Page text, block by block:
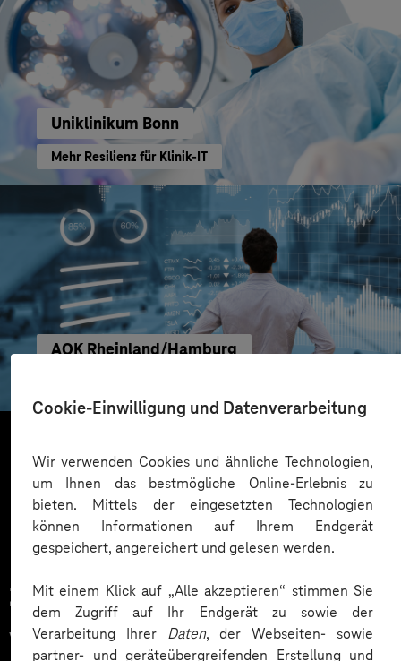
Cookie-Einwilligung und Datenverarbeitung
Wir verwenden Cookies und ähnliche Technologien,
um Ihnen das bestmögliche Online-Erlebnis zu
bieten. Mittels der eingesetzten Technologien
können Informationen auf Ihrem Endgerät
gespeichert, angereichert und gelesen werden.
Mit einem Klick auf „Alle akzeptieren“ stimmen Sie
dem Zugriff auf Ihr Endgerät zu sowie der
Verarbeitung Ihrer Daten, der Webseiten- sowie
partner- und geräteübergreifenden Erstellung und
Uniklinikum Bonn
Mehr Resilienz für Klinik-IT
AOK Rheinland/Hamburg
Mehr laden
Zahlreiche Unternehmen
vertrauen auf unsere